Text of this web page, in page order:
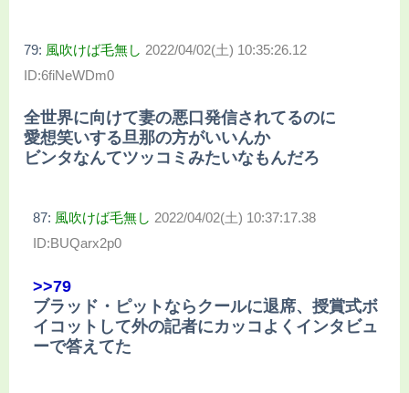
79: 風吹けば毛無し 2022/04/02(土) 10:35:26.12
ID:6fiNeWDm0
全世界に向けて妻の悪口発信されてるのに
愛想笑いする旦那の方がいいんか
ビンタなんてツッコミみたいなもんだろ
87: 風吹けば毛無し 2022/04/02(土) 10:37:17.38
ID:BUQarx2p0
>>79
ブラッド・ピットならクールに退席、授賞式ボ
イコットして外の記者にカッコよくインタビュ
ーで答えてた